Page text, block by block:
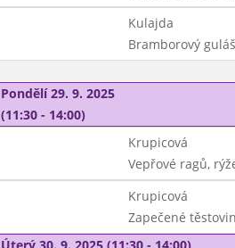
Kulajda
Bramborový
Pondělí 29. 9. 2025
(11:30 - 14:00)
Krupicová
Vepřové ragů,
Krupicová
Zapečené